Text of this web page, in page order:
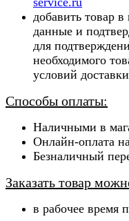
добавить товар
данные и
для
необходимого
условий
Способы оплаты:
Наличными в
Онлайн-оплата
Безналичный
Заказать товар
в рабочее время